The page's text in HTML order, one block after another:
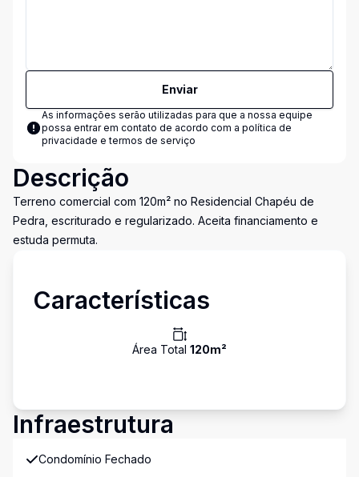
Enviar
As informações serão utilizadas para que a nossa equipe
possa entrar em contato de acordo com a política de
privacidade e termos de serviço
Descrição
Terreno comercial com 120m² no Residencial Chapéu de
Pedra, escriturado e regularizado. Aceita financiamento e
estuda permuta.
Características
Área Total 120m²
Infraestrutura
Condomínio Fechado